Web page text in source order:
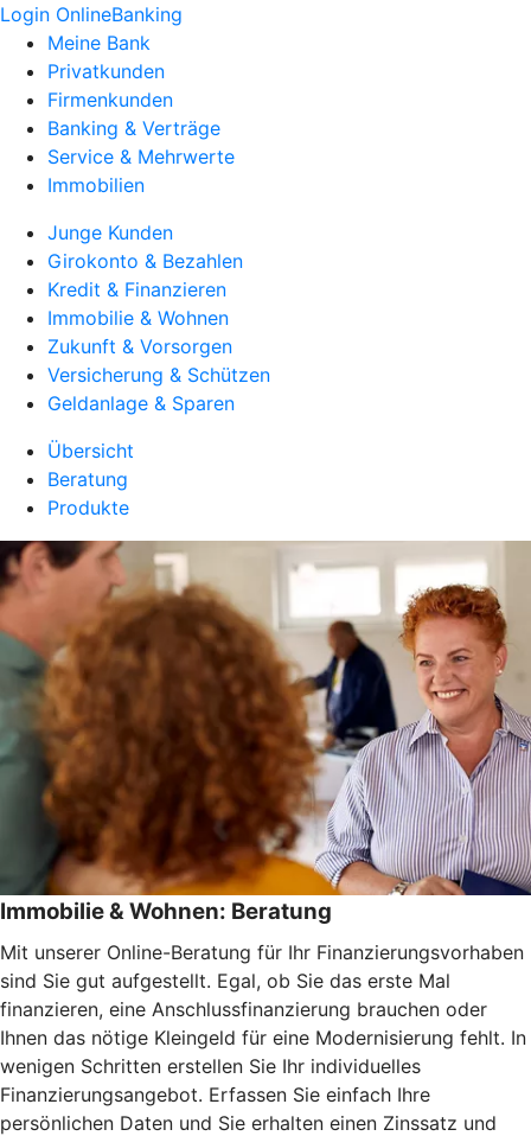
Login OnlineBanking
Meine Bank
Privatkunden
Firmenkunden
Banking & Verträge
Service & Mehrwerte
Immobilien
Junge Kunden
Girokonto & Bezahlen
Kredit & Finanzieren
Immobilie & Wohnen
Zukunft & Vorsorgen
Versicherung & Schützen
Geldanlage & Sparen
Übersicht
Beratung
Produkte
Immobilie & Wohnen: Beratung
Mit unserer Online-Beratung für Ihr Finanzierungsvorhaben
sind Sie gut aufgestellt. Egal, ob Sie das erste Mal
finanzieren, eine Anschlussfinanzierung brauchen oder
Ihnen das nötige Kleingeld für eine Modernisierung fehlt. In
wenigen Schritten erstellen Sie Ihr individuelles
Finanzierungsangebot. Erfassen Sie einfach Ihre
persönlichen Daten und Sie erhalten einen Zinssatz und